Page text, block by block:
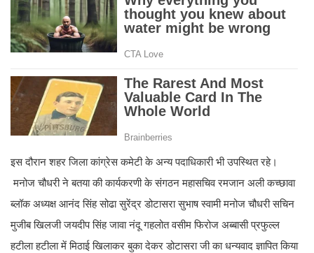
इस दौरान शहर जिला कांग्रेस कमेटी के अन्य पदाधिकारी भी उपस्थित रहे।
मनोज चौधरी ने बतया की कार्यकरणी के संगठन महासचिव रमजान अली कच्छावा
ब्लॉक अध्यक्ष आनंद सिंह सोढा सुरेंद्र डोटासरा सुभाष स्वामी मनोज चौधरी सचिन
मुजीब खिलजी जयदीप सिंह जावा नंदू गहलोत वसीम फिरोज अब्बासी प्रफुल्ल
हटीला हटीला में मिठाई खिलाकर बुका देकर डोटासरा जी का धन्यवाद ज्ञापित किया